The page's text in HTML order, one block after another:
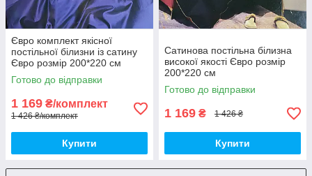
Євро комплект якісної
постільної білизни із сатину
Євро розмір 200*220 см
Готово до відправки
1 169 ₴/комплект
1 426 ₴/комплект
Купити
Сатинова постільна білизна
високої якості Євро розмір
200*220 см
Готово до відправки
1 169 ₴ 1 426 ₴
Купити